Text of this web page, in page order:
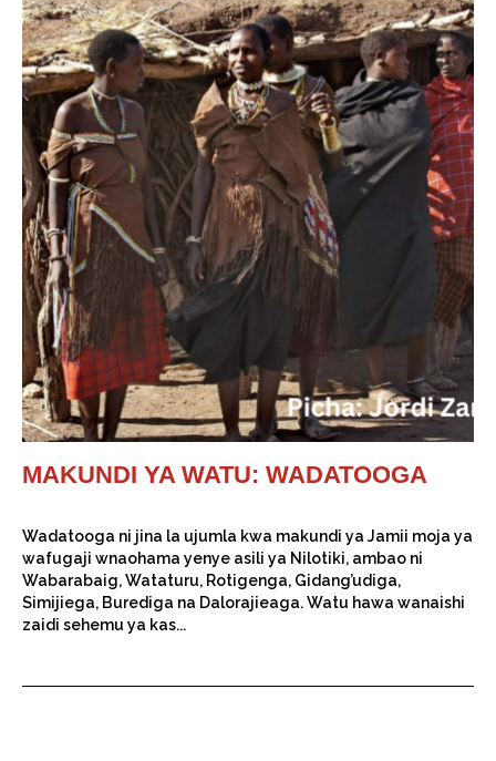
MAKUNDI YA WATU: WADATOOGA
Wadatooga ni jina la ujumla kwa makundi ya Jamii moja ya
wafugaji wnaohama yenye asili ya Nilotiki, ambao ni
Wabarabaig, Wataturu, Rotigenga, Gidang’udiga,
Simijiega, Burediga na Dalorajieaga. Watu hawa wanaishi
zaidi sehemu ya kas...